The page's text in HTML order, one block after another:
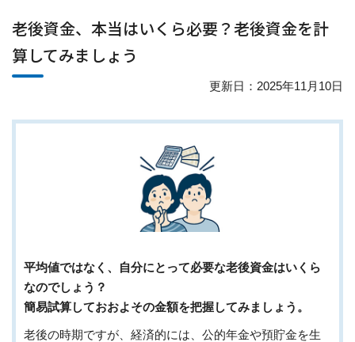
老後資金、本当はいくら必要？老後資金を計
算してみましょう
更新日：2025年11月10日
平均値ではなく、自分にとって必要な老後資金はいくら
なのでしょう？
簡易試算しておおよその金額を把握してみましょう。
老後の時期ですが、経済的には、公的年金や預貯金を生